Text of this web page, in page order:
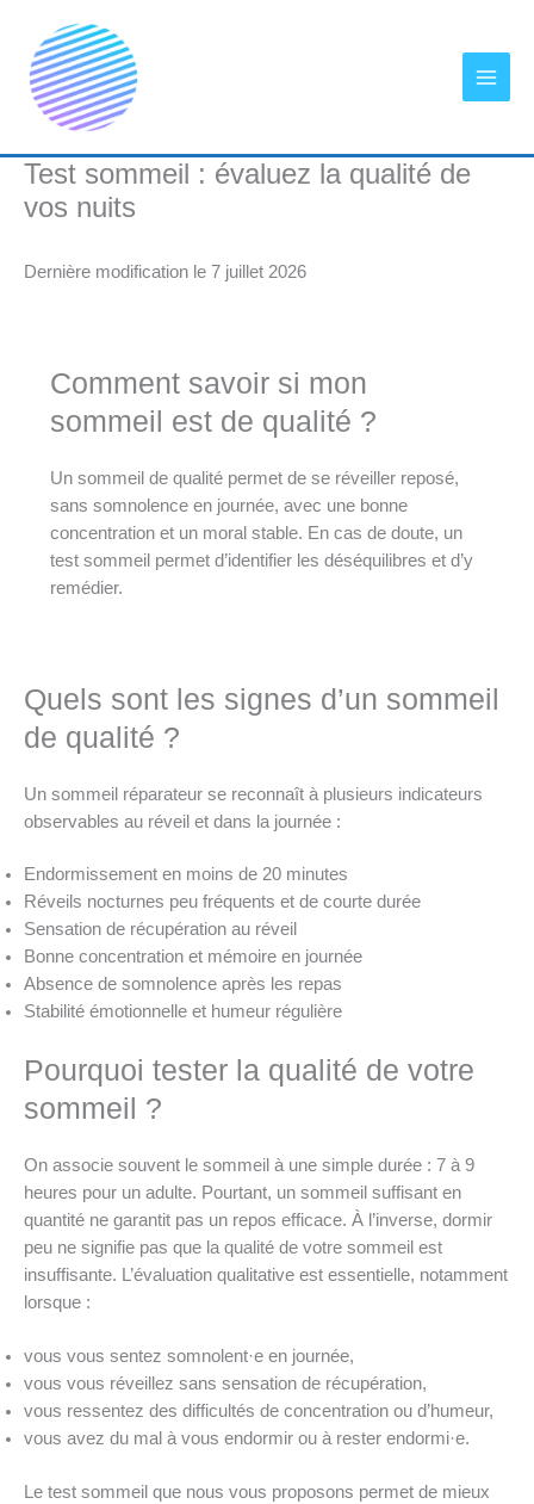
contenu
Test sommeil : évaluez la qualité de
vos nuits
Dernière modification le 7 juillet 2026
Comment savoir si mon
sommeil est de qualité ?
Un sommeil de qualité permet de se réveiller reposé,
sans somnolence en journée, avec une bonne
concentration et un moral stable. En cas de doute, un
test sommeil permet d’identifier les déséquilibres et d’y
remédier.
Quels sont les signes d’un sommeil
de qualité ?
Un sommeil réparateur se reconnaît à plusieurs indicateurs
observables au réveil et dans la journée :
Endormissement en moins de 20 minutes
Réveils nocturnes peu fréquents et de courte durée
Sensation de récupération au réveil
Bonne concentration et mémoire en journée
Absence de somnolence après les repas
Stabilité émotionnelle et humeur régulière
Pourquoi tester la qualité de votre
sommeil ?
On associe souvent le sommeil à une simple durée : 7 à 9
heures pour un adulte. Pourtant, un sommeil suffisant en
quantité ne garantit pas un repos efficace. À l’inverse, dormir
peu ne signifie pas que la qualité de votre sommeil est
insuffisante. L’évaluation qualitative est essentielle, notamment
lorsque :
vous vous sentez somnolent·e en journée,
vous vous réveillez sans sensation de récupération,
vous ressentez des difficultés de concentration ou d’humeur,
vous avez du mal à vous endormir ou à rester endormi·e.
Le test sommeil que nous vous proposons permet de mieux